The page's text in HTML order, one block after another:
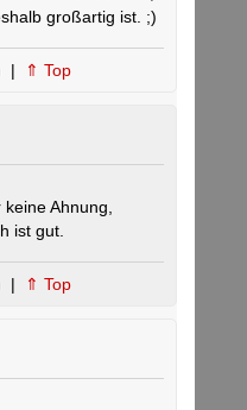
großartig ist. ;)
| ⇑ Top
Ahnung,
ist gut.
| ⇑ Top